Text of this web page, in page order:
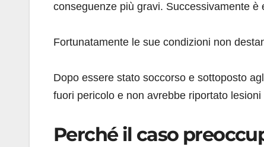
conseguenze più gravi. Successivamente
Fortunatamente le sue condizioni non
Dopo essere stato soccorso e sottoposto
fuori pericolo e non avrebbe riportato lesioni
Perché il caso